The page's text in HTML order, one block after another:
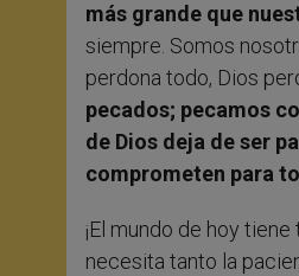
más grande que
siempre. Somos
perdona todo, Dios
pecados; pecamos
de Dios deja de ser
comprometen para
¡El mundo de hoy
necesita tanto la